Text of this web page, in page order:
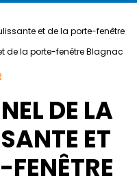
et de la porte-fenêtre
de la porte-fenêtre Blagnac
DE LA
ET
FENÊTRE